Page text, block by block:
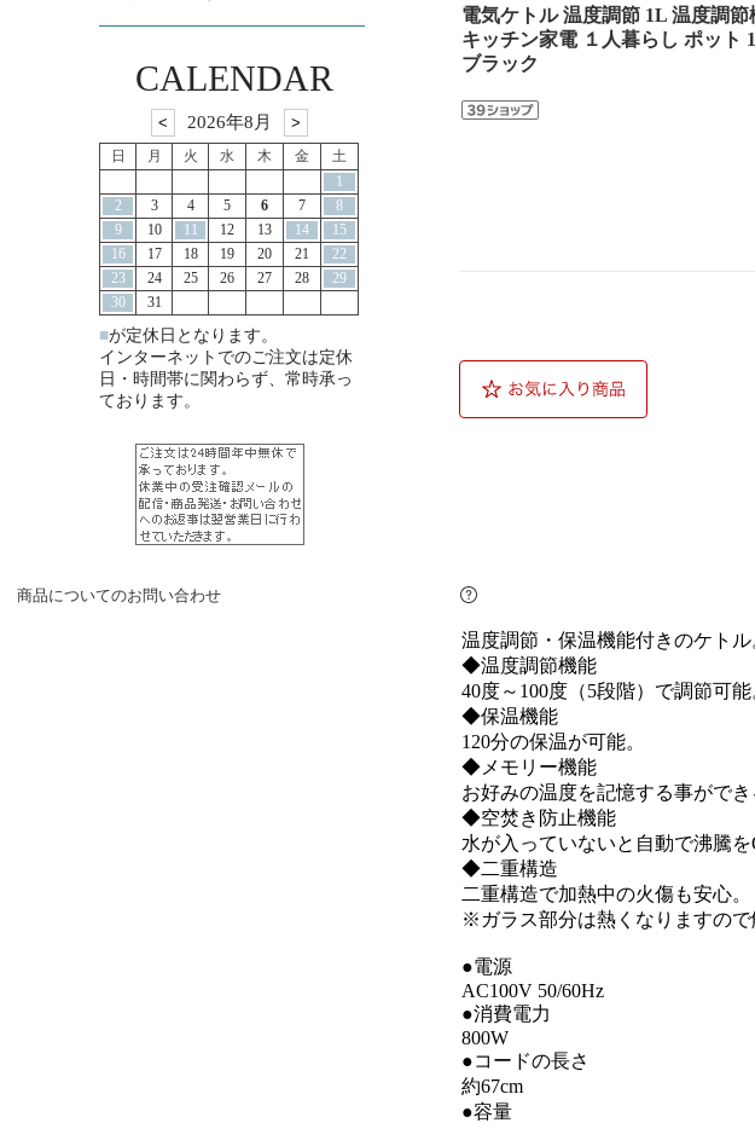
電気ケトル 温度調節 1L 温度調
キッチン家電 １人暮らし ポット
ブラック
商品についてのお問い合わせ
温度調節・保温機能付きのケトル
◆温度調節機能
40度～100度（5段階）で調節可能
◆保温機能
120分の保温が可能。
◆メモリー機能
お好みの温度を記憶する事がで
◆空焚き防止機能
水が入っていないと自動で沸騰
◆二重構造
二重構造で加熱中の火傷も安心。
※ガラス部分は熱くなりますので
●電源
AC100V 50/60Hz
●消費電力
800W
●コードの長さ
約67cm
●容量